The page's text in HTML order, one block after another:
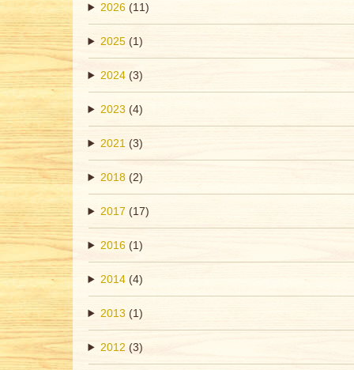
2026(11)
2025(1)
2024(3)
2023(4)
2021 (3)
2018(2)
2017 (17)
2016(1)
2014(4)
2013(1)
2012 (3)